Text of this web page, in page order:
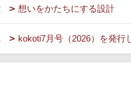
想いをかたちにする設計
kokoti7月号（2026）を発行